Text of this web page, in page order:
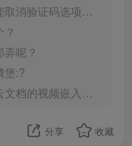
验证码选项吗？
呢？
堡:?
视频嵌入子比页面~
分享 收藏